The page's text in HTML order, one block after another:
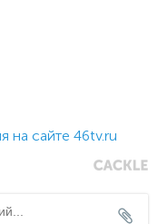
на сайте 46tv.ru